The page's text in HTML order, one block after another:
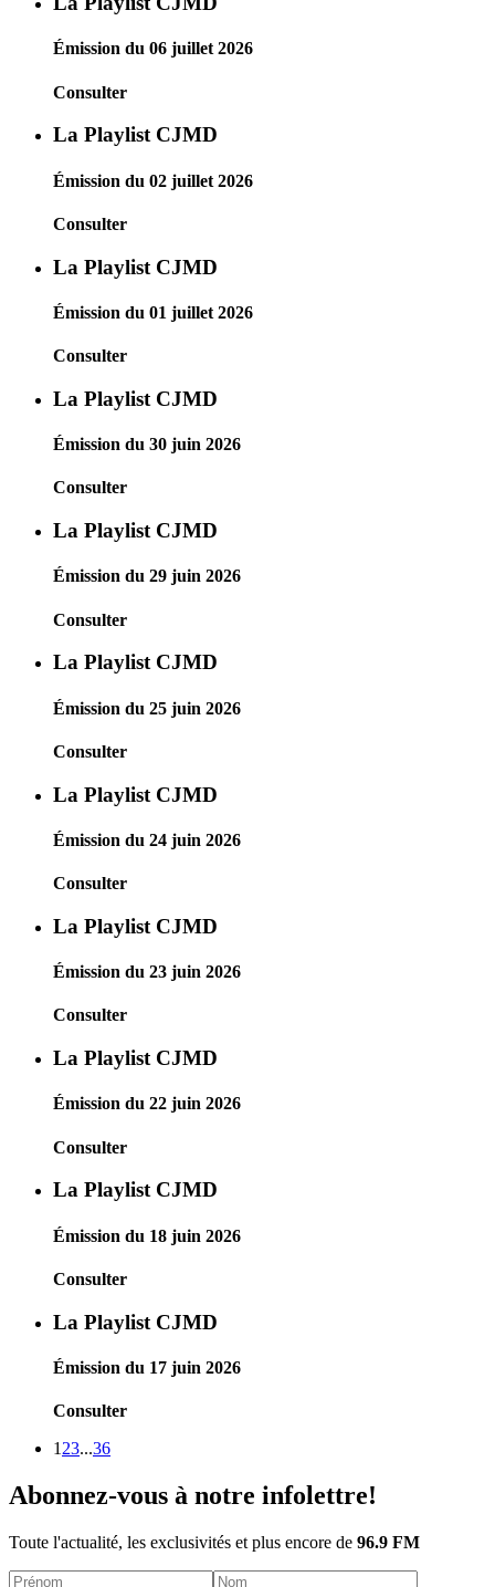
Émission du 06 juillet 2026
Consulter
La Playlist CJMD
Émission du 02 juillet 2026
Consulter
La Playlist CJMD
Émission du 01 juillet 2026
Consulter
La Playlist CJMD
Émission du 30 juin 2026
Consulter
La Playlist CJMD
Émission du 29 juin 2026
Consulter
La Playlist CJMD
Émission du 25 juin 2026
Consulter
La Playlist CJMD
Émission du 24 juin 2026
Consulter
La Playlist CJMD
Émission du 23 juin 2026
Consulter
La Playlist CJMD
Émission du 22 juin 2026
Consulter
La Playlist CJMD
Émission du 18 juin 2026
Consulter
La Playlist CJMD
Émission du 17 juin 2026
Consulter
1 23...36
Abonnez-vous à notre infolettre!
Toute l'actualité, les exclusivités et plus encore de 96.9 FM